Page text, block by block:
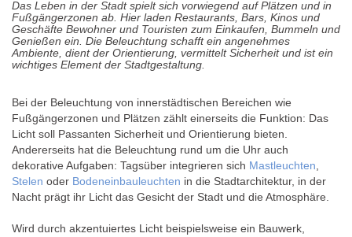
Das Leben in der Stadt spielt sich vorwiegend auf Plätzen und in
Fußgängerzonen ab. Hier laden Restaurants, Bars, Kinos und
Geschäfte Bewohner und Touristen zum Einkaufen, Bummeln und
Genießen ein. Die Beleuchtung schafft ein angenehmes
Ambiente, dient der Orientierung, vermittelt Sicherheit und ist ein
wichtiges Element der Stadtgestaltung.
Bei der Beleuchtung von innerstädtischen Bereichen wie
Fußgängerzonen und Plätzen zählt einerseits die Funktion: Das
Licht soll Passanten Sicherheit und Orientierung bieten.
Andererseits hat die Beleuchtung rund um die Uhr auch
dekorative Aufgaben: Tagsüber integrieren sich Mastleuchten
Stelen oder Bodeneinbauleuchten in die Stadtarchitektur, in der
Nacht prägt ihr Licht das Gesicht der Stadt und die Atmosphäre.
Wird durch akzentuiertes Licht beispielsweise ein Bauwerk,